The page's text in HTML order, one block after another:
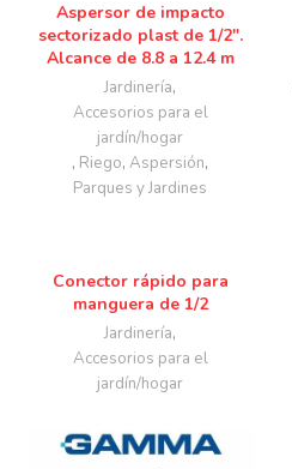
Aspersor de impacto
sectorizado plast de 1/2″.
Alcance de 8.8 a 12.4 m
Jardinería,
Accesorios para el
jardín/hogar
, Riego, Aspersión,
Parques y Jardines
Conector rápido para
manguera de 1/2
Jardinería,
Accesorios para el
jardín/hogar